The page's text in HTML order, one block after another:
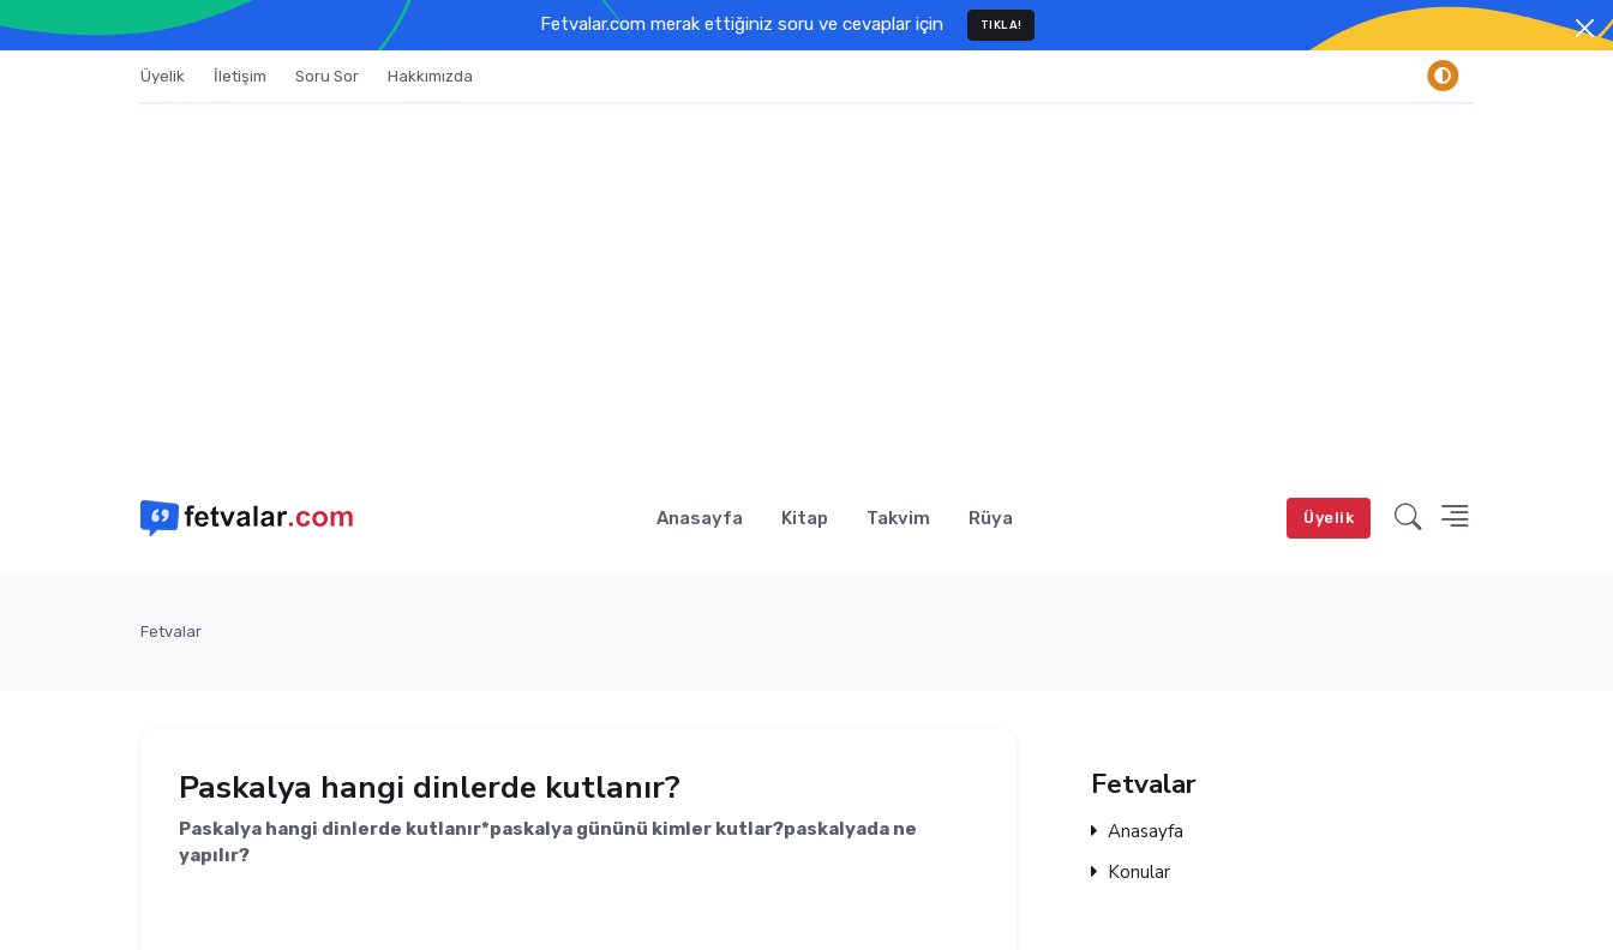
Fetvalar.com merak ettiğiniz soru ve cevaplar için TIKLA!
Üyelik İletişim Soru Sor Hakkımızda
Anasayfa Kitap Takvim Rüya Üyelik
Fetvalar
Paskalya hangi dinlerde kutlanır?
Paskalya hangi dinlerde kutlanır*paskalya gününü kimler kutlar?paskalyada ne
yapılır?
Fetvalar
Anasayfa
Konular